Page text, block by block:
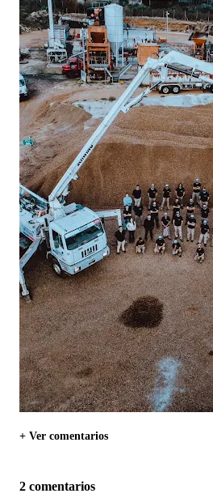
+ Ver comentarios
2 comentarios